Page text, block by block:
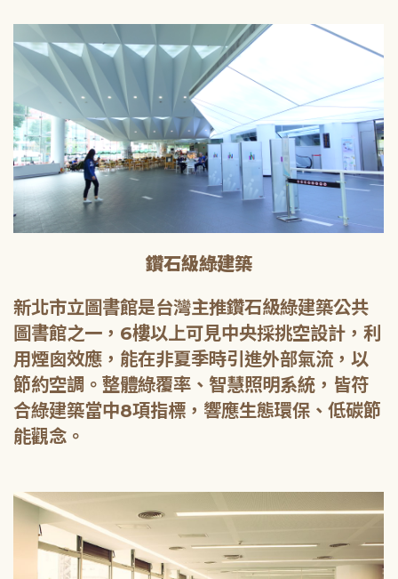
鑽石級綠建築
新北市立圖書館是台灣主推鑽石級綠建築公共
圖書館之一，6樓以上可見中央採挑空設計，利
用煙囪效應，能在非夏季時引進外部氣流，以
節約空調。整體綠覆率、智慧照明系統，皆符
合綠建築當中8項指標，響應生態環保、低碳節
能觀念。